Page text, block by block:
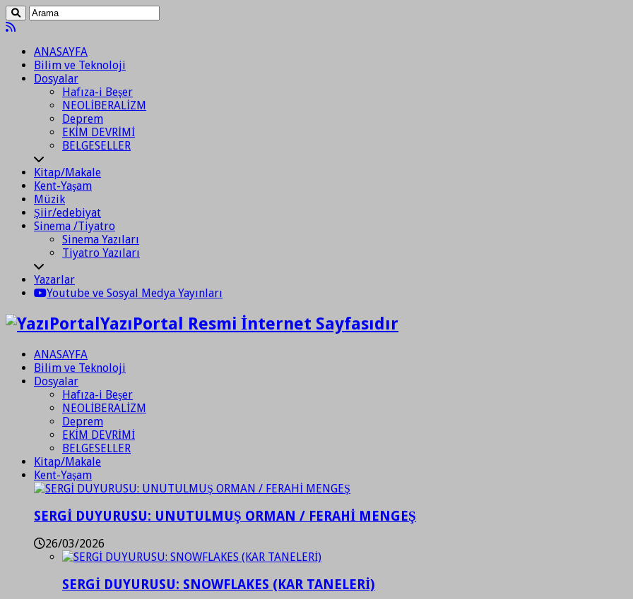
ANASAYFA
Bilim ve Teknoloji
Dosyalar
Hafıza-i Beşer
NEOLİBERALİZM
Deprem
EKİM DEVRİMİ
BELGESELLER
Kitap/Makale
Kent-Yaşam
Müzik
Şiir/edebiyat
Sinema /Tiyatro
Sinema Yazıları
Tiyatro Yazıları
Yazarlar
Youtube ve Sosyal Medya Yayınları
YazıPortal Resmi İnternet Sayfasıdır
ANASAYFA
Bilim ve Teknoloji
Dosyalar
Hafıza-i Beşer
NEOLİBERALİZM
Deprem
EKİM DEVRİMİ
BELGESELLER
Kitap/Makale
Kent-Yaşam
SERGİ DUYURUSU: UNUTULMUŞ ORMAN / FERAHİ MENGEŞ
26/03/2026
SERGİ DUYURUSU: SNOWFLAKES (KAR TANELERİ)